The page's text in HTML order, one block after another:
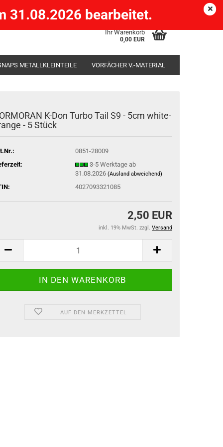
) Kundenlogin
Ihr Warenkorb
0,00 EUR
31.08.2026 bearbeitet.
METALLKLEINTEILE VORFÄCHER V.-MATERIAL
K-Don Turbo Tail S9 - 5cm white-
- 5 Stück
0851-28009
3-5 Werktage ab
31.08.2026 (Ausland abweichend)
4027093321085
2,50 EUR
inkl. 19% MwSt. zzgl. Versand
AUF DEN MERKZETTEL